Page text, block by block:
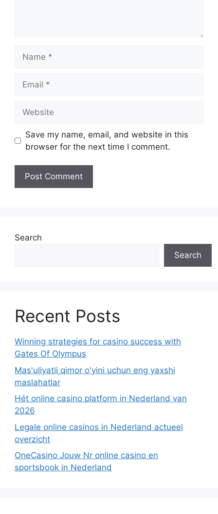
Save my name, email, and website in this
browser for the next time I comment.
Search
Search
Recent Posts
Winning strategies for casino success with
Gates Of Olympus
Mas'uliyatli qimor o'yini uchun eng yaxshi
maslahatlar
Hét online casino platform in Nederland van
2026
Legale online casinos in Nederland actueel
overzicht
OneCasino Jouw Nr online casino en
sportsbook in Nederland